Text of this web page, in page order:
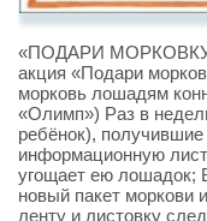
«ПОДАРИ МОРКОВКУ
акция «Подари
морковь лошадям
«Олимп») Раз в
ребёнок),
информационную
угощает ею лошадок;
новый пакет моркови
ленту и листовку